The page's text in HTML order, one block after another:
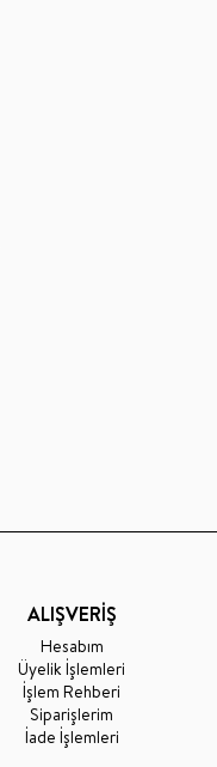
ALIŞVERİŞ
Hesabım
Üyelik İşlemleri
İşlem Rehberi
Siparişlerim
İade İşlemleri